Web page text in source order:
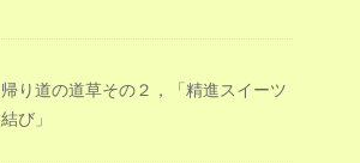
帰り道の道草その２，「精進スイーツ
結び」